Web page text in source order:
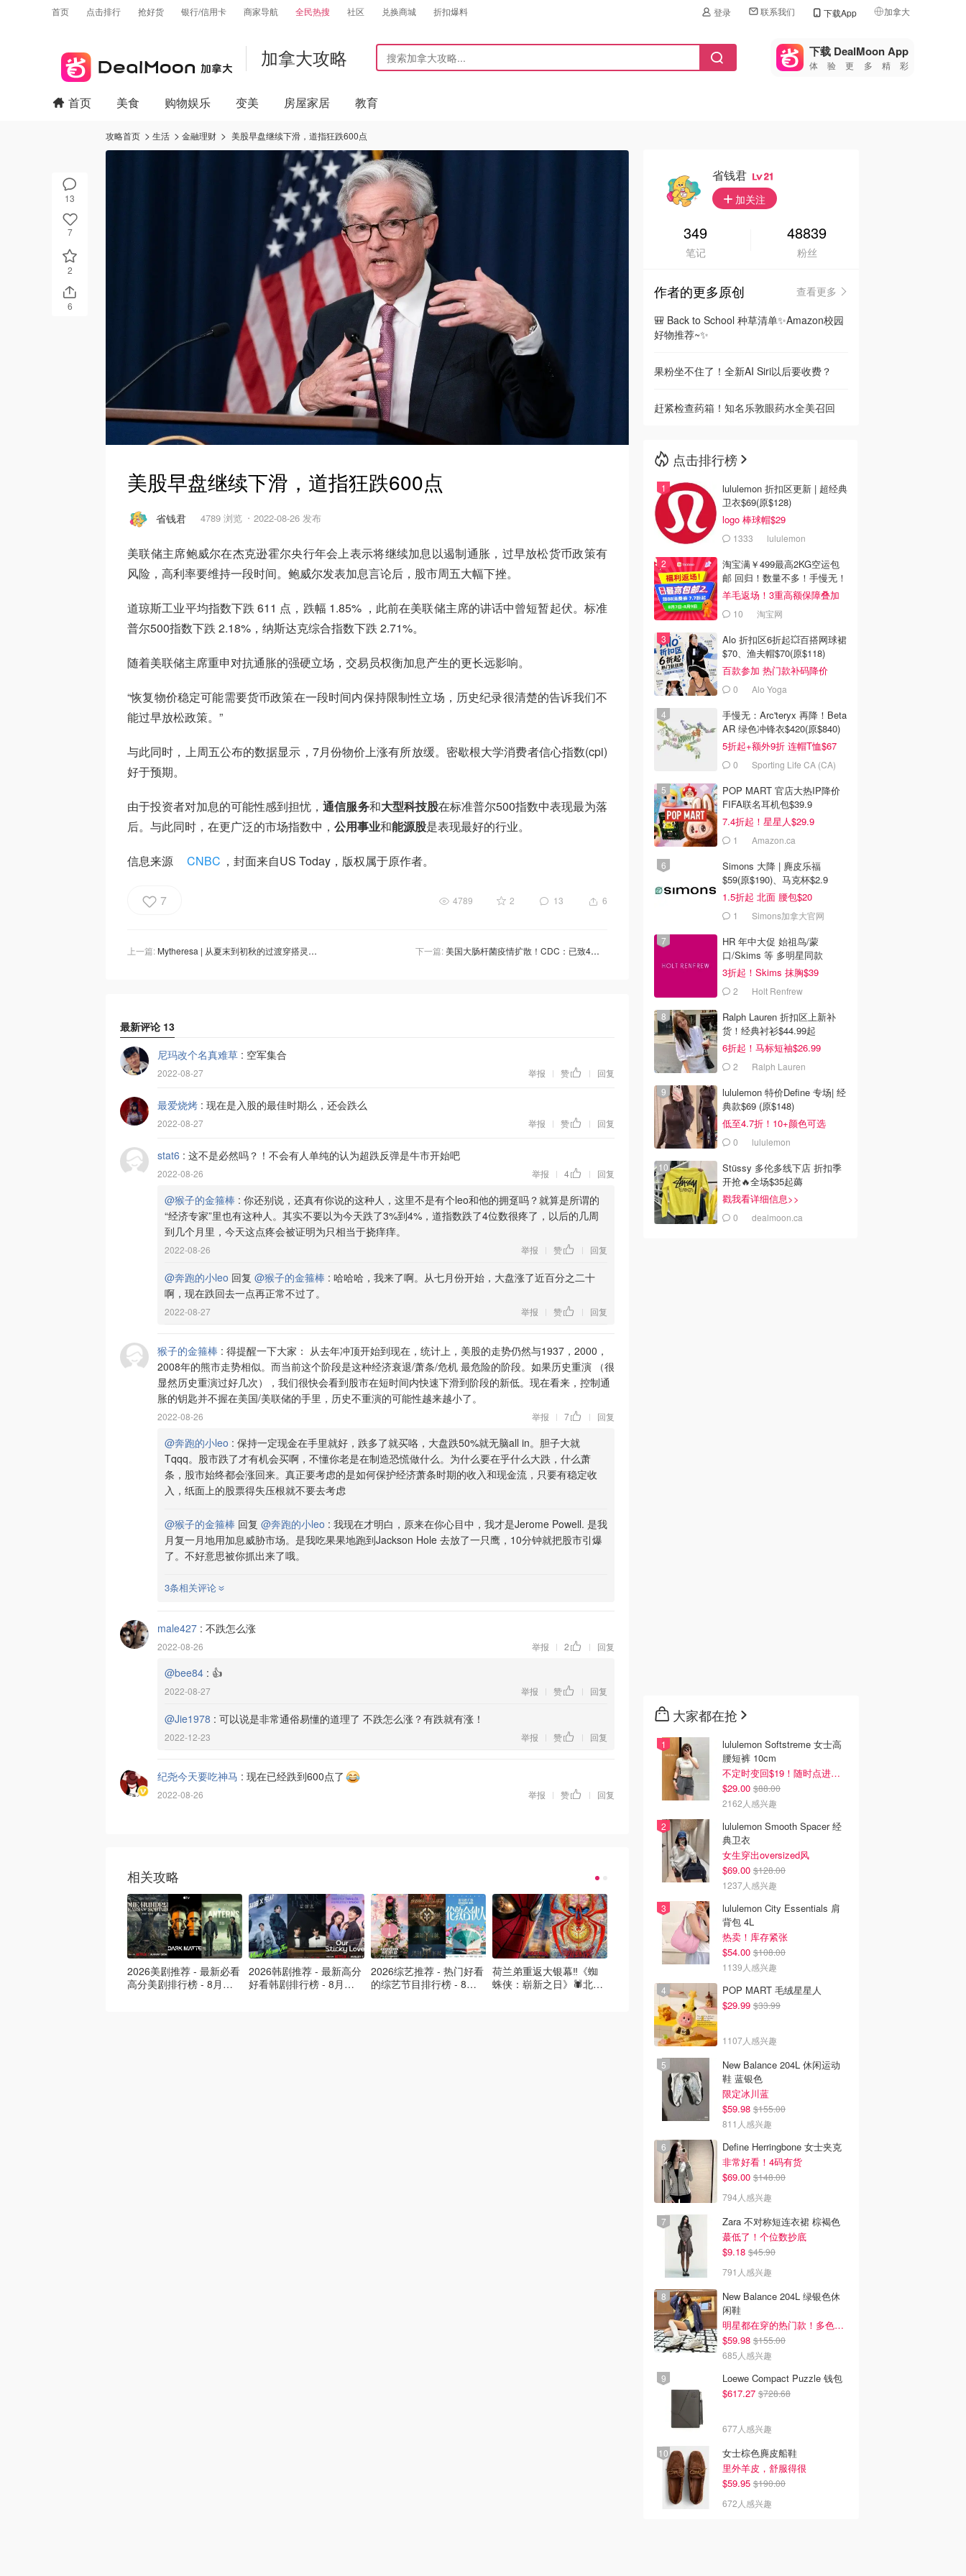
首页 点击排行 抢好货 银行/信用卡 商家导航 全民热搜 社区 兑换商城 折扣爆料 登录 联系我们 下载App 加拿大
🇺🇸
美国
🇨🇳中国
🇮🇹
🇦🇺
🇳🇿新西兰
加拿大攻略 下载 DealMoon App
体验更多精彩
13
7
2
6
首页 美食 购物娱乐 变美 房屋家居 教育
攻略首页 生活 金融理财 美股早盘继续下滑，道指狂跌600点
美股早盘继续下滑，道指狂跌600点
省钱君 4789 浏览 2022-08-26 发布
美联储主席鲍威尔在杰克逊霍尔央行年会上表示将继续加息以遏制通胀，过早放松货币政策有
风险，高利率要维持一段时间。鲍威尔发表加息言论后，股市周五大幅下挫。
道琼斯工业平均指数下跌 611 点，跌幅 1.85% ，此前在美联储主席的讲话中曾短暂起伏。标准
普尔500指数下跌 2.18%，纳斯达克综合指数下跌 2.71%。
随着美联储主席重申对抗通胀的强硬立场，交易员权衡加息产生的更长远影响。
“恢复物价稳定可能需要货币政策在一段时间内保持限制性立场，历史纪录很清楚的告诉我们不
能过早放松政策。”
与此同时，上周五公布的数据显示，7月份物价上涨有所放缓。密歇根大学消费者信心指数(cpi)
好于预期。
由于投资者对加息的可能性感到担忧，通信服务和大型科技股在标准普尔500指数中表现最为落
后。与此同时，在更广泛的市场指数中， 公用事业和能源股是表现最好的行业。
信息来源 CNBC ，封面来自US Today，版权属于原作者。
7 4789 2 13 6
上一篇: Mytheresa | 从夏末到初秋的过渡穿搭灵感推荐 下一篇:美国大肠杆菌疫情扩散！CDC：已致4个州84人患病，疑与Wendy's汉堡店有关
最新评论 13
尼玛改个名真难草 : 空军集合
2022-08-27 举报 | 赞 | 回复
最爱烧烤 : 现在是入股的最佳时期么，还会跌么
2022-08-27 举报 | 赞 | 回复
stat6 : 这不是必然吗？！不会有人单纯的认为超跌反弹是牛市开始吧
2022-08-26 举报 | 4 | 回复
@猴子的金箍棒 : 你还别说，还真有你说的这种人，这里不是有个leo和他的拥趸吗？就算是所谓的
“经济专家”里也有这种人。其实不要以为今天跌了3%到4%，道指数跌了4位数很疼了，以后的几周
到几个月里，今天这点疼会被证明为只相当于挠痒痒。
2022-08-26 举报 | 赞 | 回复
@奔跑的小leo 回复 @猴子的金箍棒 : 哈哈哈，我来了啊。从七月份开始，大盘涨了近百分之二十
啊，现在跌回去一点再正常不过了。
2022-08-27 举报 | 赞 | 回复
猴子的金箍棒 : 得提醒一下大家： 从去年冲顶开始到现在，统计上，美股的走势仍然与1937，2000，
2008年的熊市走势相似。而当前这个阶段是这种经济衰退/萧条/危机 最危险的阶段。如果历史重演 （很
显然历史重演过好几次），我们很快会看到股市在短时间内快速下滑到阶段的新低。现在看来，控制通
胀的钥匙并不握在美国/美联储的手里，历史不重演的可能性越来越小了。
2022-08-26 举报 | 7 | 回复
@奔跑的小leo : 保持一定现金在手里就好，跌多了就买咯，大盘跌50%就无脑all in。胆子大就
Tqqq。股市跌了才有机会买啊，不懂你老是在制造恐慌做什么。为什么要在乎什么大跌，什么萧
条，股市始终都会涨回来。真正要考虑的是如何保护经济萧条时期的收入和现金流，只要有稳定收
入，纸面上的股票得失压根就不要去考虑
@猴子的金箍棒 回复 @奔跑的小leo : 我现在才明白，原来在你心目中，我才是Jerome Powell. 是我
月复一月地用加息威胁市场。是我吃果果地跑到Jackson Hole 去放了一只鹰，10分钟就把股市引爆
了。不好意思被你抓出来了哦。
3条相关评论
male427 : 不跌怎么涨
2022-08-26 举报 | 2 | 回复
@bee84 : 👍
2022-08-27 举报 | 赞 | 回复
@Jie1978 : 可以说是非常通俗易懂的道理了 不跌怎么涨？有跌就有涨！
2022-12-23 举报 | 赞 | 回复
纪尧今天要吃神马 : 现在已经跌到600点了
2022-08-26 举报 | 赞 | 回复
相关攻略
2026美剧推荐 - 最新必看
高分美剧排行榜 - 8月最
2026韩剧推荐 - 最新高分
好看韩剧排行榜 - 8月最
2026综艺推荐 - 热门好看
的综艺节目排行榜 - 8月
荷兰弟重返大银幕‼️《蜘
蛛侠：崭新之日》🕷️北美
2026韩国电影推荐 | 最新
好看的韩国电影排行榜，
必看盘点！8月最新！(持
好看的电视剧推荐2026-
高分大陆电视剧持续更
新-8月最新:《九门》、
《天才，女友》
省钱君 21
加关注
349
笔记
48839
粉丝
作者的更多原创
查看更多
🎒 Back to School 种草清单✨Amazon校园
好物推荐~✨
果粉坐不住了！全新AI Siri以后要收费？
赶紧检查药箱！知名乐敦眼药水全美召回
点击排行榜
lululemon 折扣区更新 | 超经典
卫衣$69(原$128)
logo 棒球帽$29
1333 lululemon
淘宝满￥499最高2KG空运包
邮 回归！数量不多！手慢无！
羊毛返场！3重高额保障叠加
10 淘宝网
Alo 折扣区6折起💥百搭网球裙
$70、渔夫帽$70(原$118)
百款参加 热门款补码降价
0 Alo Yoga
手慢无：Arc'teryx 再降！Beta
AR 绿色冲锋衣$420(原$840)
5折起+额外9折 连帽T恤$67
0 Sporting Life CA (CA)
POP MART 官店大热IP降价
FIFA联名耳机包$39.9
7.4折起！星星人$29.9
1 Amazon.ca
Simons 大降 | 麂皮乐福
$59(原$190)、马克杯$2.9
1.5折起 北面 腰包$20
1 Simons加拿大官网
HR 年中大促 始祖鸟/蒙
口/Skims 等 多明星同款
3折起！Skims 抹胸$39
2 Holt Renfrew
Ralph Lauren 折扣区上新补
货！经典衬衫$44.99起
6折起！马标短袖$26.99
2 Ralph Lauren
lululemon 特价Define 专场| 经
典款$69 (原$148)
低至4.7折！10+颜色可选
0 lululemon
Stüssy 多伦多线下店 折扣季
开抢🔥全场$35起薅
戳我看详细信息>>
0 dealmoon.ca
大家都在抢
lululemon Softstreme 女士高
腰短裤 10cm
不定时变回$19！随时点进来看
$29.00 $88.00
2162人感兴趣
lululemon Smooth Spacer 经
典卫衣
女生穿出oversized风
$69.00 $128.00
1237人感兴趣
lululemon City Essentials 肩
背包 4L
热卖！库存紧张
$54.00 $108.00
1139人感兴趣
POP MART 毛绒星星人
$29.99 $33.99
1107人感兴趣
New Balance 204L 休闲运动
鞋 蓝银色
限定冰川蓝
$59.98 $155.00
811人感兴趣
Define Herringbone 女士夹克
非常好看！4码有货
$69.00 $148.00
794人感兴趣
Zara 不对称短连衣裙 棕褐色
蕞低了！个位数抄底
$9.18 $45.90
791人感兴趣
New Balance 204L 绿银色休
闲鞋
明星都在穿的热门款！多色可选 3.8折
$59.98 $155.00
685人感兴趣
Loewe Compact Puzzle 钱包
$617.27 $728.68
677人感兴趣
女士棕色麂皮船鞋
里外羊皮，舒服得很
$59.95 $190.00
672人感兴趣